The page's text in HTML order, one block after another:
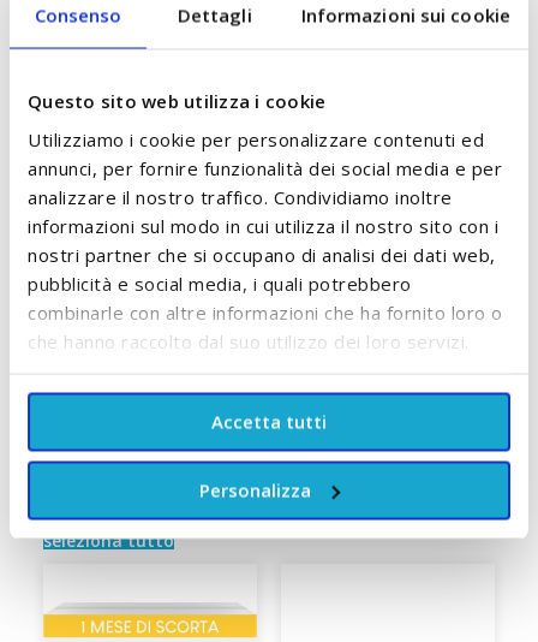
Consenso Dettagli Informazioni sui cookie
Questo sito web utilizza i cookie
Utilizziamo i cookie per personalizzare contenuti ed
annunci, per fornire funzionalità dei social media e per
analizzare il nostro traffico. Condividiamo inoltre
informazioni sul modo in cui utilizza il nostro sito con i
nostri partner che si occupano di analisi dei dati web,
pubblicità e social media, i quali potrebbero
combinarle con altre informazioni che ha fornito loro o
che hanno raccolto dal suo utilizzo dei loro servizi.
Accetta tutti
Personalizza
o per la sterilizzazione a vapore.
Il massaggiagengive non è lavabile in
per piatti per pulire il massaggiagengive.
COMPOSIZIONE
TRUSTPILOT
POTREBBE PIACERTI ANCHE:
Controlla gli articoli da aggiungere al carrello oppure
seleziona tutto